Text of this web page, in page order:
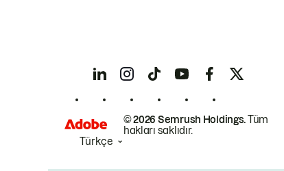
© 2026 Semrush Holdings.Tüm
hakları saklıdır.
Türkçe